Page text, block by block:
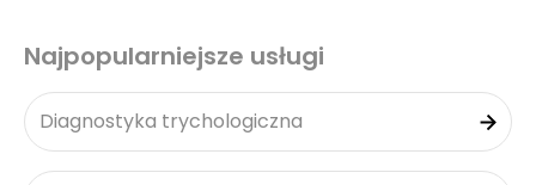
Najpopularniejsze usługi
Diagnostyka trychologiczna